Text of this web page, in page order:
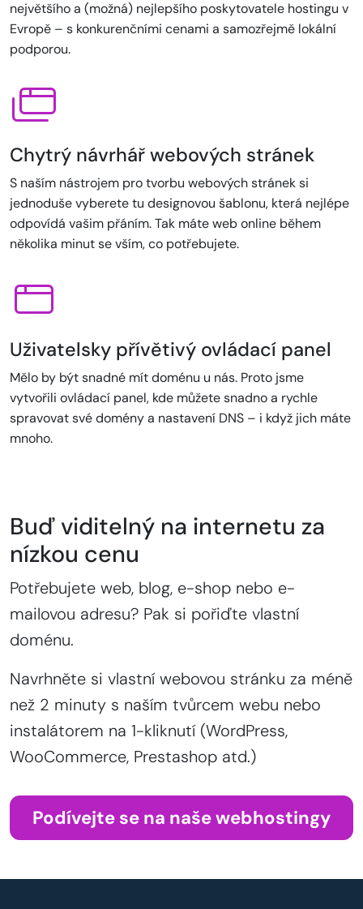
největšího a (možná) nejlepšího poskytovatele hostingu v
Evropě – s konkurenčními cenami a samozřejmě lokální
podporou.
Chytrý návrhář webových stránek
S naším nástrojem pro tvorbu webových stránek si
jednoduše vyberete tu designovou šablonu, která nejlépe
odpovídá vašim přáním. Tak máte web online během
několika minut se vším, co potřebujete.
Uživatelsky přívětivý ovládací panel
Mělo by být snadné mít doménu u nás. Proto jsme
vytvořili ovládací panel, kde můžete snadno a rychle
spravovat své domény a nastavení DNS – i když jich máte
mnoho.
Buď viditelný na internetu za
nízkou cenu
Potřebujete web, blog, e-shop nebo e-
mailovou adresu? Pak si pořiďte vlastní
doménu.
Navrhněte si vlastní webovou stránku za méně
než 2 minuty s naším tvůrcem webu nebo
instalátorem na 1-kliknutí (WordPress,
WooCommerce, Prestashop atd.)
Podívejte se na naše webhostingy